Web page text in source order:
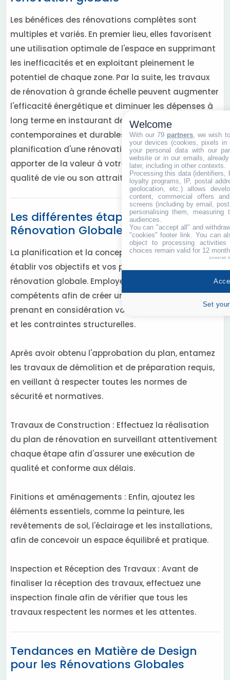
Les bénéfices des rénovations complètes sont
multiples et variés. En premier lieu, elles favorisent
une utilisation optimale de l'espace en supprimant
les inefficacités et en exploitant pleinement le
potentiel de chaque zone. Par la suite, les travaux
de rénovation à grande échelle peuvent augmenter
l'efficacité énergétique et diminuer les dépenses à
long terme en instaurant des solutions
contemporaines et durables. En outre, une bonne
planification d'une rénovation globale peut
apporter de la valeur à votre bien et améliorer sa
qualité de vie ou son attrait commercial.
Les différentes étapes de la
Rénovation Globale Réussite
La planification et la conception commencent par
établir vos objectifs et vos priorités concernant la
rénovation globale. Employez des spécialistes
compétents afin de créer un plan exhaustif en
prenant en considération vos besoins, votre budget
et les contraintes structurelles.
Après avoir obtenu l'approbation du plan, entamez
les travaux de démolition et de préparation requis,
en veillant à respecter toutes les normes de
sécurité et normatives.
Travaux de Construction : Effectuez la réalisation
du plan de rénovation en surveillant attentivement
chaque étape afin d'assurer une exécution de
qualité et conforme aux délais.
Finitions et aménagements : Enfin, ajoutez les
éléments essentiels, comme la peinture, les
revêtements de sol, l'éclairage et les installations,
afin de concevoir un espace équilibré et pratique.
Inspection et Réception des Travaux : Avant de
finaliser la réception des travaux, effectuez une
inspection finale afin de vérifier que tous les
travaux respectent les normes et les attentes.
Tendances en Matière de Design
pour les Rénovations Globales
Welcome
With our 79 partners , we wish
your devices (cookies, pixels
your personal data with our
website or in our emails,
later, including in other contexts.
Processing this data (identifiers,
loyalty programs, IP, postal
geolocation, etc.) allows
content, commercial offers
screens (including by email,
personalising them, measuring
audiences.
You can "accept all" and
"cookies" footer link . You can
object to processing
choices remain valid for 12
powered
Set